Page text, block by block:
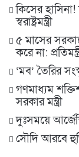
কিসের
স্বরাষ্ট্রমন্ত্রী
৫ মাসের
করে না:
‘মব’ তৈরির
গণমাধ্যম
সরকার মন্ত্রী
দুঃসময়ে
সৌদি আরবে